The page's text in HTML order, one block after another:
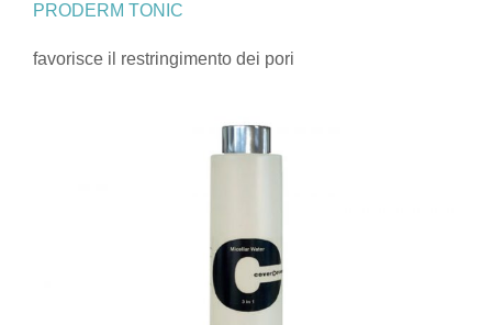
PRODERM TONIC
favorisce il restringimento dei pori